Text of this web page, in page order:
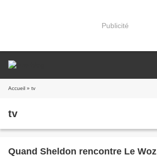
Publicité
Accueil » tv
tv
Quand Sheldon rencontre Le Woz